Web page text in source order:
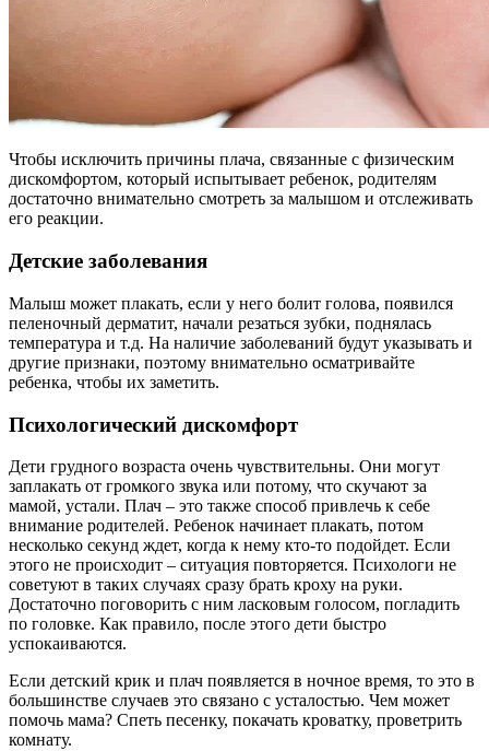
Чтобы исключить причины плача, связанные с физическим
дискомфортом, который испытывает ребенок, родителям
достаточно внимательно смотреть за малышом и отслеживать
его реакции.
Детские заболевания
Малыш может плакать, если у него болит голова, появился
пеленочный дерматит, начали резаться зубки, поднялась
температура и т.д. На наличие заболеваний будут указывать и
другие признаки, поэтому внимательно осматривайте
ребенка, чтобы их заметить.
Психологический дискомфорт
Дети грудного возраста очень чувствительны. Они могут
заплакать от громкого звука или потому, что скучают за
мамой, устали. Плач – это также способ привлечь к себе
внимание родителей. Ребенок начинает плакать, потом
несколько секунд ждет, когда к нему кто-то подойдет. Если
этого не происходит – ситуация повторяется. Психологи не
советуют в таких случаях сразу брать кроху на руки.
Достаточно поговорить с ним ласковым голосом, погладить
по головке. Как правило, после этого дети быстро
успокаиваются.
Если детский крик и плач появляется в ночное время, то это в
большинстве случаев это связано с усталостью. Чем может
помочь мама? Спеть песенку, покачать кроватку, проветрить
комнату.